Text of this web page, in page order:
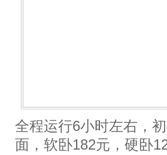
全程运行6小时左右，
面，软卧182元，硬卧